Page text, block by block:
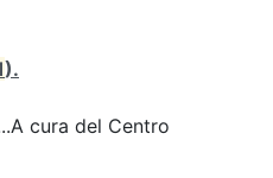
).
cura del Centro